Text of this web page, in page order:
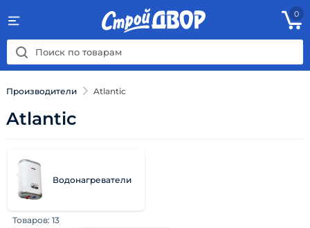
0
Производители Atlantic
Atlantic
Водонагреватели
Товаров: 13